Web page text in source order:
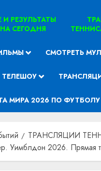
И РЕЗУЛЬТАТЫ
СЕГОДНЯ
СМОТРЕТЬ
ТЕЛЕШОУ
МИРА 2026 ПО ФУТБОЛУ
ТРАНСЛЯЦИИ
Уимблдон 2026. Прямая